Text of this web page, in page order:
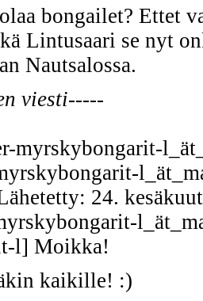
bongailet? Ettet
Lintusaari se nyt
Nautsalossa.
viesti-----
myrskybongarit-
24.
l] Moikka!
kaikille! :)